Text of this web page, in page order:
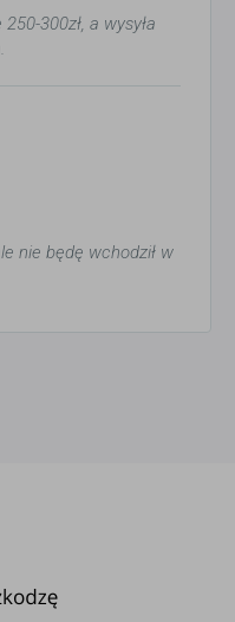
300zł, a wysyła
nie będę wchodził w